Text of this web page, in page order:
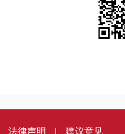
法律声明 | 建议意见